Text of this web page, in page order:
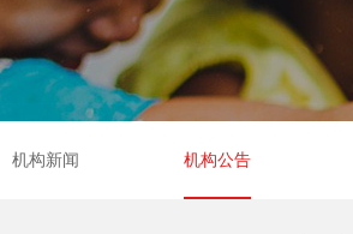
机构新闻 机构公告